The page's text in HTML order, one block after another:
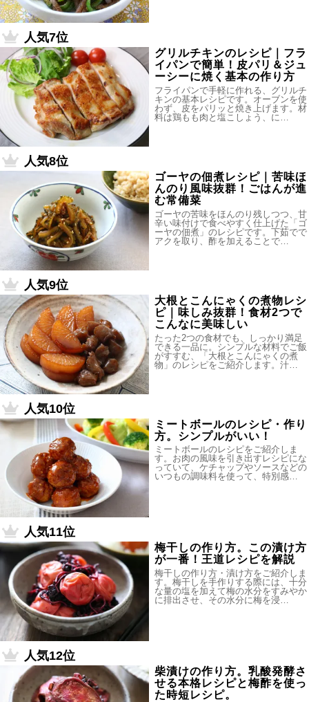
人気7位
グリルチキンのレシピ｜フラ
イパンで簡単！皮パリ＆ジュ
ーシーに焼く基本の作り方
フライパンで手軽に作れる、グリルチ
キンの基本レシピです。オーブンを使
わず、皮をパリッと焼き上げます。材
料は鶏もも肉と塩こしょう、に…
人気8位
ゴーヤの佃煮レシピ｜苦味ほ
んのり風味抜群！ごはんが進
む常備菜
ゴーヤの苦味をほんのり残しつつ、甘
辛い味付けで食べやすく仕上げた「ゴ
ーヤの佃煮」のレシピです。下茹でで
アクを取り、酢を加えることで…
人気9位
大根とこんにゃくの煮物レシ
ピ｜味しみ抜群！食材2つで
こんなに美味しい
たった2つの食材でも、しっかり満足
できる一品に。シンプルな材料でご飯
がすすむ、「大根とこんにゃくの煮
物」のレシピをご紹介します。汁…
人気10位
ミートボールのレシピ・作り
方。シンプルがいい！
ミートボールのレシピをご紹介しま
す。お肉の風味を引き出すレシピにな
っていて、ケチャップやソースなどの
いつもの調味料を使って、特別感…
人気11位
梅干しの作り方。この漬け方
が一番！王道レシピを解説
梅干しの作り方・漬け方をご紹介しま
す。梅干しを手作りする際には、十分
な量の塩を加えて梅の水分をすみやか
に排出させ、その水分に梅を浸…
人気12位
柴漬けの作り方。乳酸発酵さ
せる本格レシピと梅酢を使っ
た時短レシピ。